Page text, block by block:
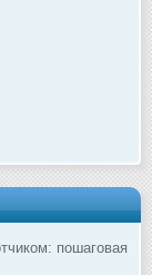
пошаговая